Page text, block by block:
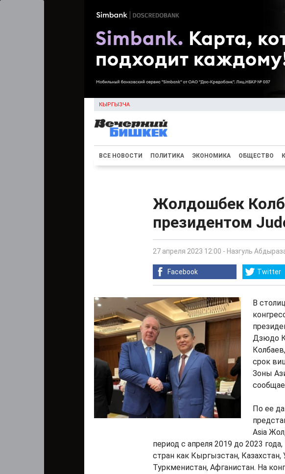
КЫРГЫЗЧА
ВСЕ НОВОСТИ ПОЛИТИКА ЭКОНОМИКА ОБЩЕСТВО
Жолдошбек
президентом
27 апреля 2023 12:00 - Назгуль
Facebook Twitter
В
Дзюдо
срок
Зоны
По ее
Asia
период с апреля 2019 до 2023
стран как Кыргызстан,
Туркменистан, Афганистан. На